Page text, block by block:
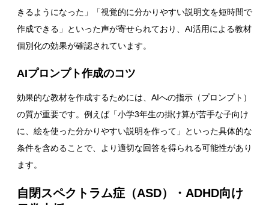
きるようになった」「視覚的に分かりやすい説明文を短時間で
作成できる」といった声が寄せられており、AI活用による教材
個別化の効果が確認されています。
AIプロンプト作成のコツ
効果的な教材を作成するためには、AIへの指示（プロンプト）
の質が重要です。例えば「小学3年生の掛け算が苦手な子向け
に、絵を使った分かりやすい説明を作って」といった具体的な
条件を含めることで、より適切な回答を得られる可能性があり
ます。
自閉スペクトラム症（ASD）・ADHD向け